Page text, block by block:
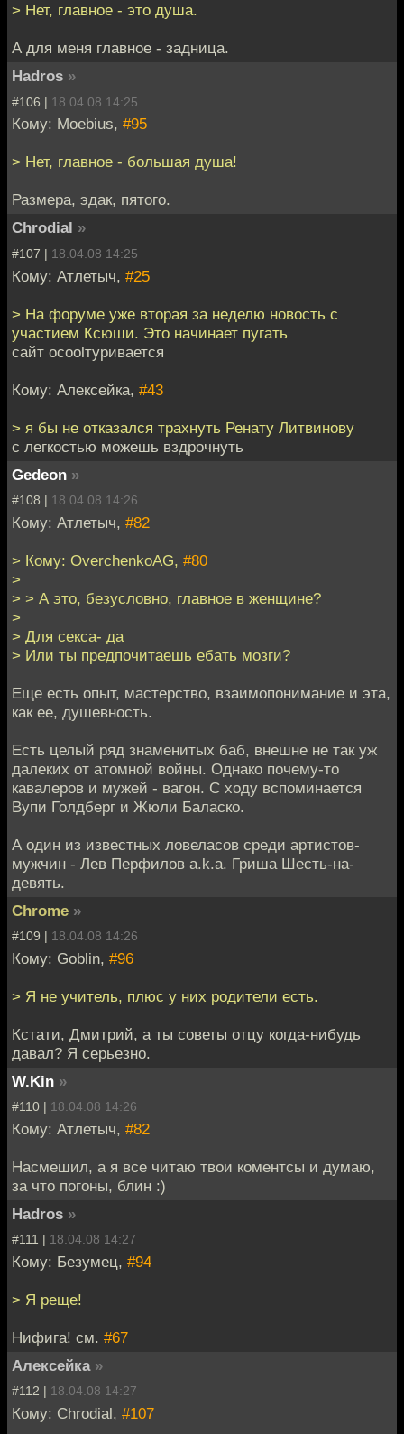
> Нет, главное - это душа.
А для меня главное - задница.
Hadros »
#106 | 18.04.08 14:25
Кому: Moebius, #95
> Нет, главное - большая душа!
Размера, эдак, пятого.
Chrodial »
#107 | 18.04.08 14:25
Кому: Атлетыч, #25
> На форуме уже вторая за неделю новость с
участием Ксюши. Это начинает пугать
сайт оcoolтуривается
Кому: Алексейка, #43
> я бы не отказался трахнуть Ренату Литвинову
с легкостью можешь вздрочнуть
Gedeon »
#108 | 18.04.08 14:26
Кому: Атлетыч, #82
> Кому: OverchenkoAG, #80
>
> > А это, безусловно, главное в женщине?
>
> Для секса- да
> Или ты предпочитаешь ебать мозги?
Еще есть опыт, мастерство, взаимопонимание и эта,
как ее, душевность.
Есть целый ряд знаменитых баб, внешне не так уж
далеких от атомной войны. Однако почему-то
кавалеров и мужей - вагон. С ходу вспоминается
Вупи Голдберг и Жюли Баласко.
А один из известных ловеласов среди артистов-
мужчин - Лев Перфилов a.k.a. Гриша Шесть-на-
девять.
Chrome »
#109 | 18.04.08 14:26
Кому: Goblin, #96
> Я не учитель, плюс у них родители есть.
Кстати, Дмитрий, а ты советы отцу когда-нибудь
давал? Я серьезно.
W.Kin »
#110 | 18.04.08 14:26
Кому: Атлетыч, #82
Насмешил, а я все читаю твои коментсы и думаю,
за что погоны, блин :)
Hadros »
#111 | 18.04.08 14:27
Кому: Безумец, #94
> Я реще!
Нифига! см. #67
Алексейка »
#112 | 18.04.08 14:27
Кому: Chrodial, #107